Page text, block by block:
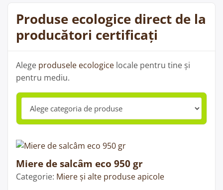
Produse ecologice direct de la
producători certificați
Alege produsele ecologice locale pentru tine și
pentru mediu.
Miere de salcâm eco 950 gr
Categorie: Miere și alte produse apicole